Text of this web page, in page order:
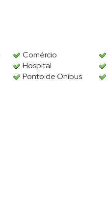
Comércio
Hospital
Ponto de Oníbus